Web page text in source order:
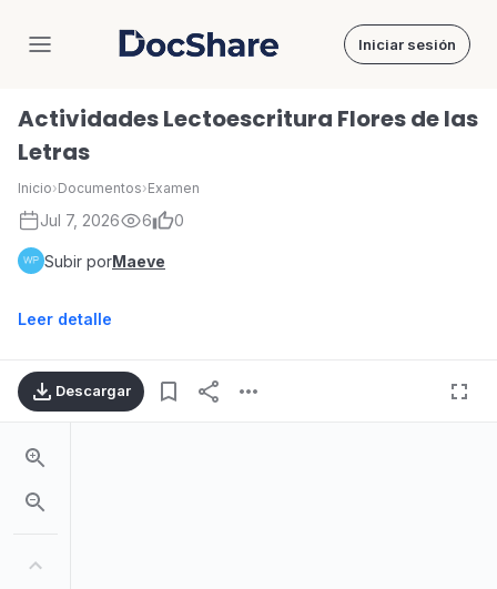
DocShare Iniciar sesión
Actividades Lectoescritura Flores de las
Letras
Inicio›Documentos›Examen
Jul 7, 2026 6 0
Subir porMaeve
Leer detalle
Descargar